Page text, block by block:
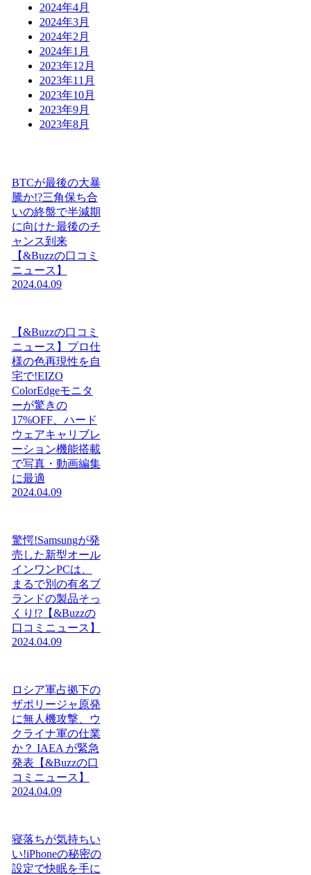
2024年4月
2024年3月
2024年2月
2024年1月
2023年12月
2023年11月
2023年10月
2023年9月
2023年8月
BTCが最後の大暴
騰か!?三角保ち合
いの終盤で半減期
に向けた最後のチ
ャンス到来
【&Buzzの口コミ
ニュース】
2024.04.09
【&Buzzの口コミ
ニュース】プロ仕
様の色再現性を自
宅で!EIZO
ColorEdgeモニタ
ーが驚きの
17%OFF、ハード
ウェアキャリブレ
ーション機能搭載
で写真・動画編集
に最適
2024.04.09
驚愕!Samsungが発
売した新型オール
インワンPCは、
まるで別の有名ブ
ランドの製品そっ
くり!?【&Buzzの
口コミニュース】
2024.04.09
ロシア軍占拠下の
ザポリージャ原発
に無人機攻撃、ウ
クライナ軍の仕業
か？ IAEA が緊急
発表【&Buzzの口
コミニュース】
2024.04.09
寝落ちが気持ちい
い!iPhoneの秘密の
設定で快眠を手に